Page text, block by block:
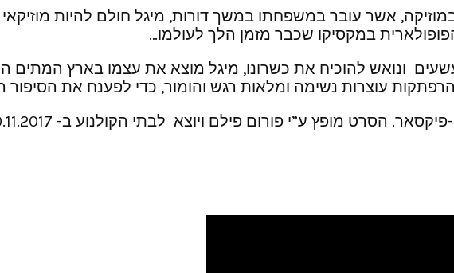
אשר עובר במשפחתו במשך דורות, מיגל חולם להיות
במקסיקו שכבר מזמן הלך לעולמו…
ונואש להוכיח את כשרונו, מיגל מוצא את עצמו בארץ המתים
עוצרות נשימה ומלאות רגש והומור, כדי לפענח את
מופץ ע”י פורום פילם ויוצא לבתי הקולנוע ב- 30.11.2017 בדיבוב לעברית ובאנגלית .